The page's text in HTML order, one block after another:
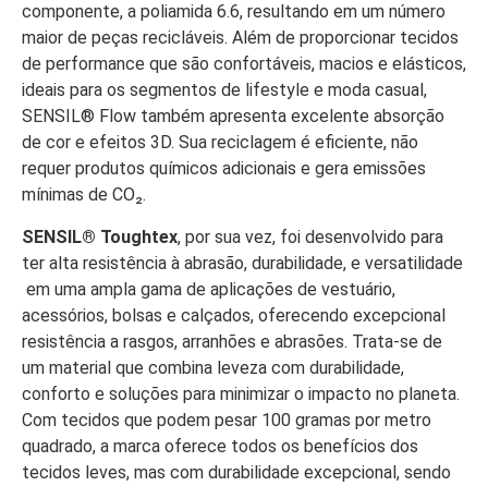
componente, a poliamida 6.6, resultando em um número
maior de peças recicláveis. Além de proporcionar tecidos
de performance que são confortáveis, macios e elásticos,
ideais para os segmentos de lifestyle e moda casual,
SENSIL® Flow também apresenta excelente absorção
de cor e efeitos 3D. Sua reciclagem é eficiente, não
requer produtos químicos adicionais e gera emissões
mínimas de CO₂.
SENSIL® Toughtex, por sua vez, foi desenvolvido para
ter alta resistência à abrasão, durabilidade, e versatilidade
em uma ampla gama de aplicações de vestuário,
acessórios, bolsas e calçados, oferecendo excepcional
resistência a rasgos, arranhões e abrasões. Trata-se de
um material que combina leveza com durabilidade,
conforto e soluções para minimizar o impacto no planeta.
Com tecidos que podem pesar 100 gramas por metro
quadrado, a marca oferece todos os benefícios dos
tecidos leves, mas com durabilidade excepcional, sendo